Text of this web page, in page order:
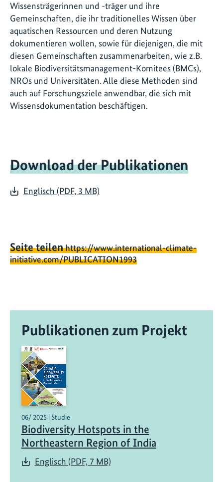
Wissensträgerinnen und -träger und ihre
Gemeinschaften, die ihr traditionelles Wissen über
aquatischen Ressourcen und deren Nutzung
dokumentieren wollen, sowie für diejenigen, die mit
diesen Gemeinschaften zusammenarbeiten, wie z.B.
lokale Biodiversitätsmanagement-Komitees (BMCs),
NROs und Universitäten. Alle diese Methoden sind
auch auf Forschungsziele anwendbar, die sich mit
Wissensdokumentation beschäftigen.
Download der Publikationen
Englisch (PDF, 3 MB)
Seite teilenhttps://www.international-climate-
initiative.com/PUBLICATION1993
Publikationen zum Projekt
06/ 2025 | Studie
Biodiversity Hotspots in the
Northeastern Region of India
Englisch (PDF, 7 MB)